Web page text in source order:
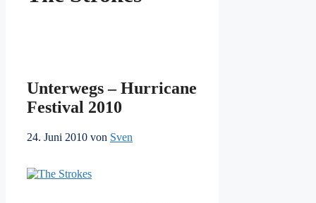
Unterwegs – Hurricane
Festival 2010
24. Juni 2010 von Sven